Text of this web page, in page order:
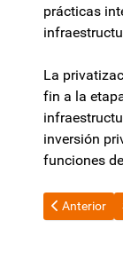
prácticas
La
fin a la
inversión
funciones
Artículo
Anterior